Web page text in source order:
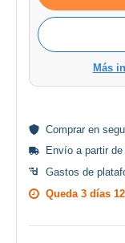
Más
Comprar en
Envío a partir
Gastos de
Queda 3 días